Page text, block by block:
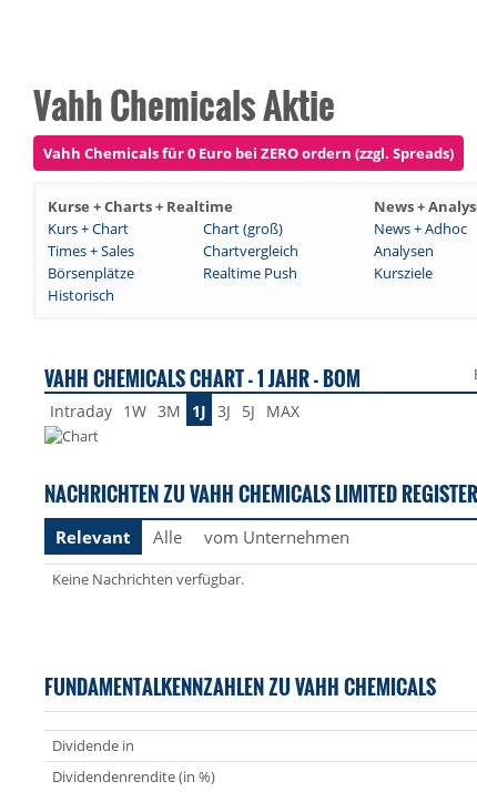
Vahh Chemicals Aktie
Vahh Chemicals für 0 Euro bei ZERO ordern (zzgl. Spreads)
Kurse + Charts + Realtime News +
Kurs + Chart
Chart (groß) News + Adhoc
Times + Sales
Chartvergleich Analysen
Börsenplätze
Realtime Push Kursziele
Historisch
VAHH CHEMICALS CHART - 1 JAHR - BOM
Intraday 1W 3M 1J 3J 5J MAX
NACHRICHTEN ZU VAHH CHEMICALS LIMITED
Relevant Alle vom Unternehmen
Keine Nachrichten verfügbar.
FUNDAMENTALKENNZAHLEN ZU VAHH CHEMICALS
Dividende in
Dividendenrendite (in %)